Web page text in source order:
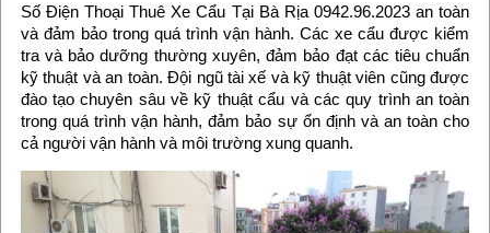
Số Điện Thoại Thuê Xe Cẩu Tại Bà Rịa 0942.96.2023 an toàn
và đảm bảo trong quá trình vận hành. Các xe cẩu được kiểm
tra và bảo dưỡng thường xuyên, đảm bảo đạt các tiêu chuẩn
kỹ thuật và an toàn. Đội ngũ tài xế và kỹ thuật viên cũng được
đào tạo chuyên sâu về kỹ thuật cẩu và các quy trình an toàn
trong quá trình vận hành, đảm bảo sự ổn định và an toàn cho
cả người vận hành và môi trường xung quanh.